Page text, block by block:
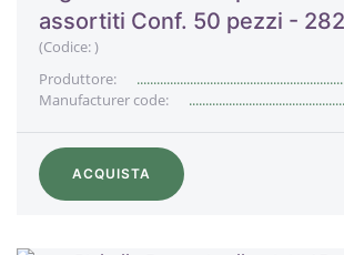
assortiti Conf. 50 pezzi -
(Codice:)
Produttore:
Manufacturer code:
ACQUISTA